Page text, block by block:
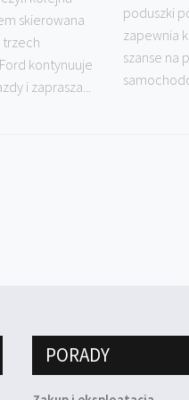
skierowana
trzech
kontynuuje
i zaprasza...
poduszki
zapewnia
szanse na
PORADY